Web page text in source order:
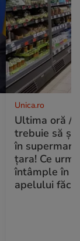
Unica.ro
Ultima oră /
trebuie să
în
țara! Ce
întâmple în
apelului